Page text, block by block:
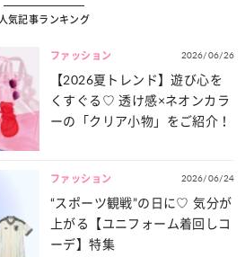
人気記事ランキング
ファッション 2026/06/26
【2026夏トレンド】遊び心を
くすぐる♡ 透け感×ネオンカラ
ーの「クリア小物」をご紹介！
ファッション 2026/06/24
“スポーツ観戦”の日に♡ 気分が
上がる【ユニフォーム着回しコ
ーデ】特集